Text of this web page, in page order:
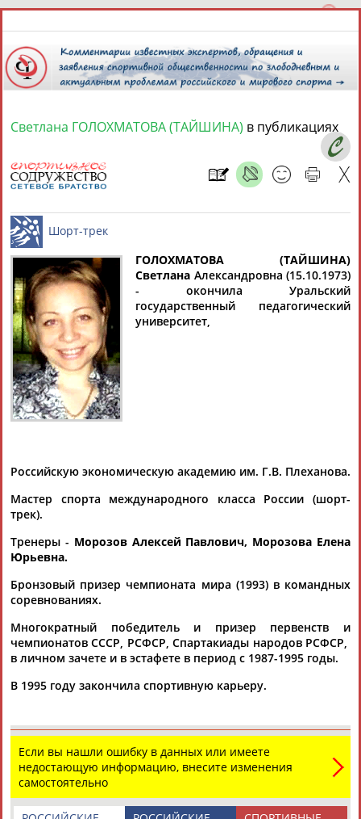
9 августа 2026 года,14:28
СПОРТСМЕНЫ, ТРЕНЕРЫ И СПЕЦИАЛИСТЫ
Найдено: 13181
Аслаудин
АБАЕВ
Елена
АБАИМОВА
АББАТЕ-
БУЛАТОВА
АББЯСОВА
АБДИКАРИМОВААБДРАХМАНОВ
Светлана ГОЛОХМАТОВА (ТАЙШИНА) в публикациях
Шорт-трек
ГОЛОХМАТОВА (ТАЙШИНА)
Светлана Александровна (15.10.1973)
- окончила Уральский
государственный педагогический
университет,
Российскую экономическую академию им. Г.В. Плеханова.
Мастер спорта международного класса России (шорт-
трек).
Тренеры - Морозов Алексей Павлович, Морозова Елена
Юрьевна.
Бронзовый призер чемпионата мира (1993) в командных
соревнованиях.
Многократный победитель и призер первенств и
чемпионатов СССР, РСФСР, Спартакиады народов РСФСР,
в личном зачете и в эстафете в период с 1987-1995 годы.
В 1995 году закончила спортивную карьеру.
Если вы нашли ошибку в данных или имеете
недостающую информацию, внесите изменения
самостоятельно